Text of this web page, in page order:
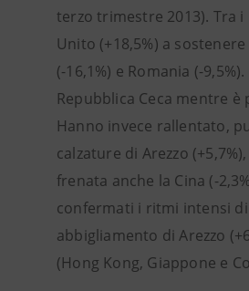
terzo trimestre 2013). Tra i
Unito (+18,5%) a
(-16,1%) e Romania (-
Repubblica Ceca mentre
Hanno invece rallentato,
calzature di Arezzo
frenata anche la Cina (-
confermati i ritmi intensi di
abbigliamento di Arezzo
(Hong Kong, Giappone e